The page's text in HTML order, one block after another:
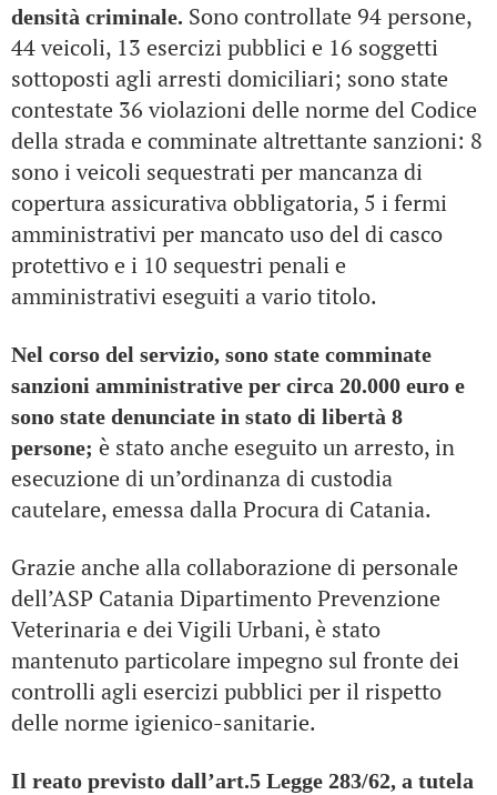
densità criminale. Sono controllate 94 persone,
44 veicoli, 13 esercizi pubblici e 16 soggetti
sottoposti agli arresti domiciliari; sono state
contestate 36 violazioni delle norme del Codice
della strada e comminate altrettante sanzioni: 8
sono i veicoli sequestrati per mancanza di
copertura assicurativa obbligatoria, 5 i fermi
amministrativi per mancato uso del di casco
protettivo e i 10 sequestri penali e
amministrativi eseguiti a vario titolo.
Nel corso del servizio, sono state comminate
sanzioni amministrative per circa 20.000 euro e
sono state denunciate in stato di libertà 8
persone; è stato anche eseguito un arresto, in
esecuzione di un’ordinanza di custodia
cautelare, emessa dalla Procura di Catania.
Grazie anche alla collaborazione di personale
dell’ASP Catania Dipartimento Prevenzione
Veterinaria e dei Vigili Urbani, è stato
mantenuto particolare impegno sul fronte dei
controlli agli esercizi pubblici per il rispetto
delle norme igienico-sanitarie.
Il reato previsto dall’art.5 Legge 283/62, a tutela